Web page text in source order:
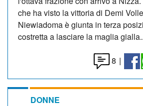
che ha visto la vittoria di Demi
Niewiadoma è giunta in terza
costretta a lasciare la maglia
8 |
DONNE